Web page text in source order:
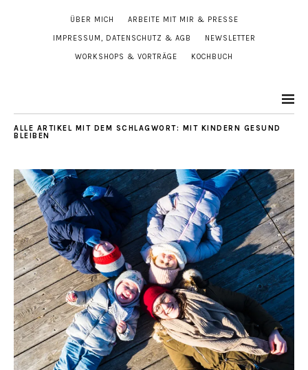
ÜBER MICH ARBEITE MIT MIR & PRESSE
IMPRESSUM, DATENSCHUTZ & AGB NEWSLETTER
WORKSHOPS & VORTRÄGE KOCHBUCH
ALLE ARTIKEL MIT DEM SCHLAGWORT: MIT KINDERN GESUND
BLEIBEN